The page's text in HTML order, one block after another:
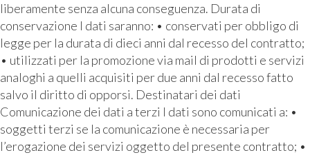
liberamente senza alcuna conseguenza. Durata di
conservazione I dati saranno: • conservati per obbligo di
legge per la durata di dieci anni dal recesso del contratto;
• utilizzati per la promozione via mail di prodotti e servizi
analoghi a quelli acquisiti per due anni dal recesso fatto
salvo il diritto di opporsi. Destinatari dei dati
Comunicazione dei dati a terzi I dati sono comunicati a: •
soggetti terzi se la comunicazione è necessaria per
l’erogazione dei servizi oggetto del presente contratto; •